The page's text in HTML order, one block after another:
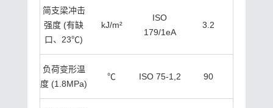
简支梁冲击
强度 (有缺
口、23℃)
kJ/m²
ISO
179/1eA
3.2
负荷变形温
度 (1.8MPa)
℃ ISO 75-1,2 90